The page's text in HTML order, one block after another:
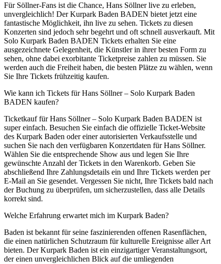
Für Söllner-Fans ist die Chance, Hans Söllner live zu erleben,
unvergleichlich! Der Kurpark Baden BADEN bietet jetzt eine
fantastische Möglichkeit, ihn live zu sehen. Tickets zu diesen
Konzerten sind jedoch sehr begehrt und oft schnell ausverkauft. Mit
Solo Kurpark Baden BADEN Tickets erhalten Sie eine
ausgezeichnete Gelegenheit, die Künstler in ihrer besten Form zu
sehen, ohne dabei exorbitante Ticketpreise zahlen zu müssen. Sie
werden auch die Freiheit haben, die besten Plätze zu wählen, wenn
Sie Ihre Tickets frühzeitig kaufen.
Wie kann ich Tickets für Hans Söllner – Solo Kurpark Baden
BADEN kaufen?
Ticketkauf für Hans Söllner – Solo Kurpark Baden BADEN ist
super einfach. Besuchen Sie einfach die offizielle Ticket-Website
des Kurpark Baden oder einer autorisierten Verkaufsstelle und
suchen Sie nach den verfügbaren Konzertdaten für Hans Söllner.
Wählen Sie die entsprechende Show aus und legen Sie Ihre
gewünschte Anzahl der Tickets in den Warenkorb. Geben Sie
abschließend Ihre Zahlungsdetails ein und Ihre Tickets werden per
E-Mail an Sie gesendet. Vergessen Sie nicht, Ihre Tickets bald nach
der Buchung zu überprüfen, um sicherzustellen, dass alle Details
korrekt sind.
Welche Erfahrung erwartet mich im Kurpark Baden?
Baden ist bekannt für seine faszinierenden offenen Rasenflächen,
die einen natürlichen Schutzraum für kulturelle Ereignisse aller Art
bieten. Der Kurpark Baden ist ein einzigartiger Veranstaltungsort,
der einen unvergleichlichen Blick auf die umliegenden